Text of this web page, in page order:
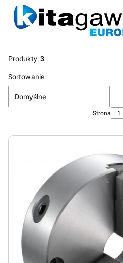
Produkty:3
Lista produktów
Sortowanie:
Domyślne
Strona